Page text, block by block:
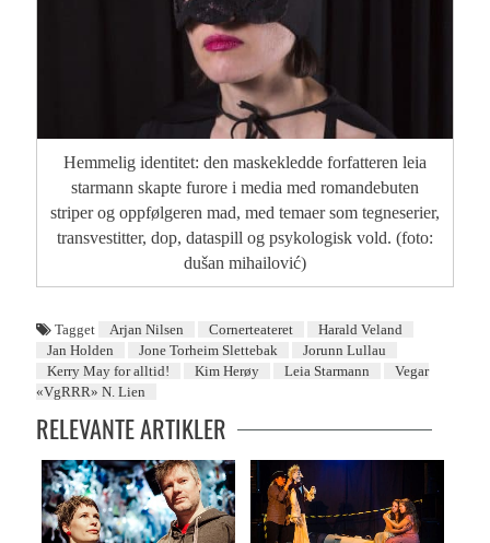
Hemmelig identitet: den maskekledde forfatteren leia
starmann skapte furore i media med romandebuten
striper og oppfølgeren mad, med temaer som tegneserier,
transvestitter, dop, dataspill og psykologisk vold. (foto:
dušan mihailović)
Tagget Arjan Nilsen Cornerteateret
Harald Veland
Jan Holden
Jone Torheim Slettebak
Jorunn Lullau
Kerry May for alltid!
Kim Herøy Leia Starmann
Vegar
«VgRRR» N. Lien
RELEVANTE ARTIKLER